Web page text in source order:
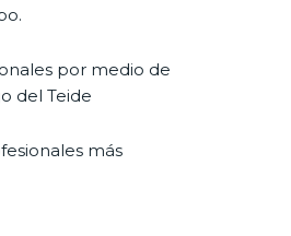
por medio de
del Teide
más